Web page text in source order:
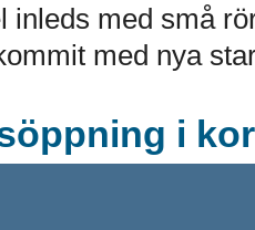
inleds med små
med nya
i